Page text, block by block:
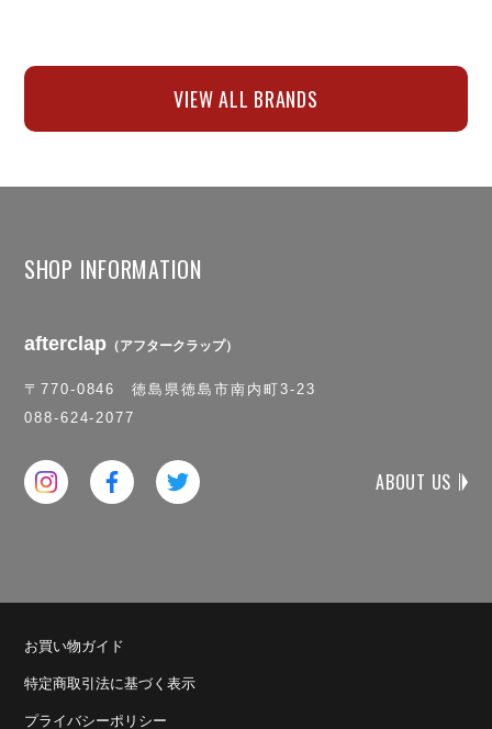
VIEW ALL BRANDS
SHOP INFORMATION
afterclap（アフタークラップ）
〒770-0846 徳島県徳島市南内町3-23
088-624-2077
ABOUT US
お買い物ガイド
特定商取引法に基づく表示
プライバシーポリシー